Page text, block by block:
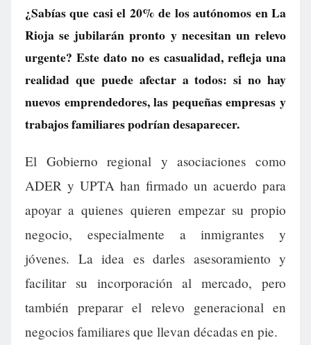
¿Sabías que casi el 20% de los autónomos en La
Rioja se jubilarán pronto y necesitan un relevo
urgente? Este dato no es casualidad, refleja una
realidad que puede afectar a todos: si no hay
nuevos emprendedores, las pequeñas empresas y
trabajos familiares podrían desaparecer.
El Gobierno regional y asociaciones como
ADER y UPTA han firmado un acuerdo para
apoyar a quienes quieren empezar su propio
negocio, especialmente a inmigrantes y
jóvenes. La idea es darles asesoramiento y
facilitar su incorporación al mercado, pero
también preparar el relevo generacional en
negocios familiares que llevan décadas en pie.